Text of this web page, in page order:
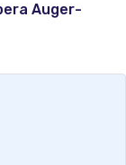
Auger-